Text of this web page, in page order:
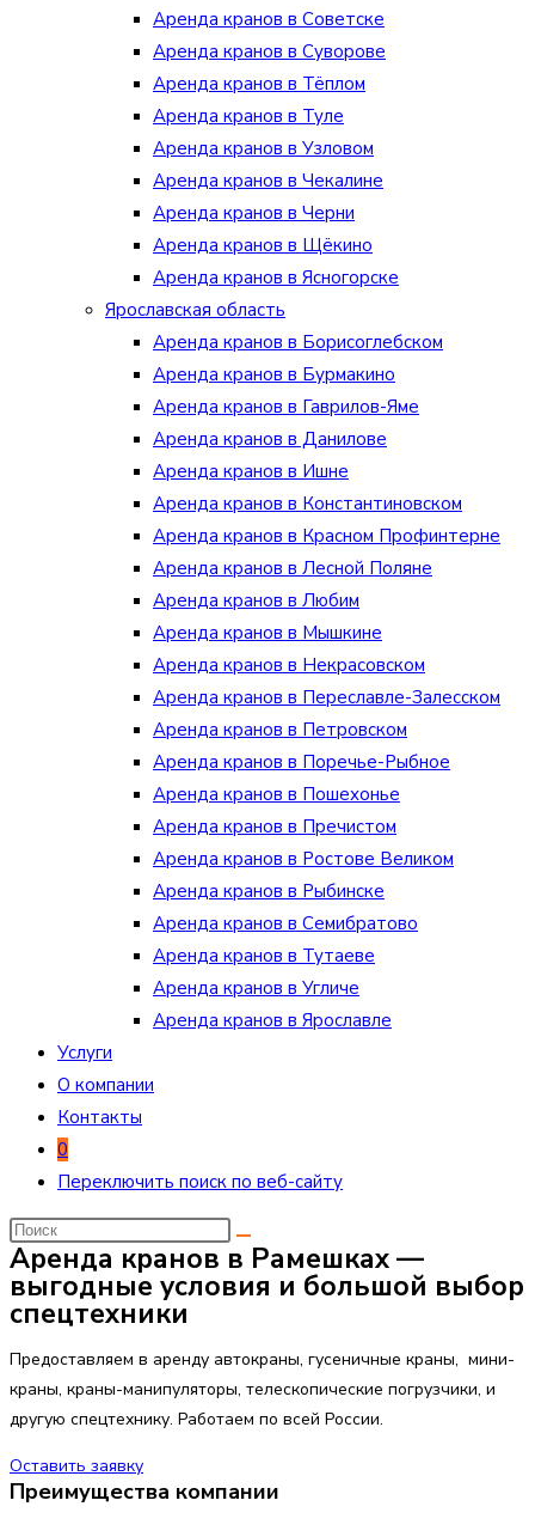
Аренда кранов в Советске
Аренда кранов в Суворове
Аренда кранов в Тёплом
Аренда кранов в Туле
Аренда кранов в Узловом
Аренда кранов в Чекалине
Аренда кранов в Черни
Аренда кранов в Щёкино
Аренда кранов в Ясногорске
Ярославская область
Аренда кранов в Борисоглебском
Аренда кранов в Бурмакино
Аренда кранов в Гаврилов-Яме
Аренда кранов в Данилове
Аренда кранов в Ишне
Аренда кранов в Константиновском
Аренда кранов в Красном Профинтерне
Аренда кранов в Лесной Поляне
Аренда кранов в Любим
Аренда кранов в Мышкине
Аренда кранов в Некрасовском
Аренда кранов в Переславле-Залесском
Аренда кранов в Петровском
Аренда кранов в Поречье-Рыбное
Аренда кранов в Пошехонье
Аренда кранов в Пречистом
Аренда кранов в Ростове Великом
Аренда кранов в Рыбинске
Аренда кранов в Семибратово
Аренда кранов в Тутаеве
Аренда кранов в Угличе
Аренда кранов в Ярославле
Услуги
О компании
Контакты
0
Переключить поиск по веб-сайту
Аренда кранов в Рамешках —
выгодные условия и большой выбор
спецтехники
Предоставляем в аренду автокраны, гусеничные краны, мини-
краны, краны-манипуляторы, телескопические погрузчики, и
другую спецтехнику. Работаем по всей России.
Оставить заявку
Преимущества компании